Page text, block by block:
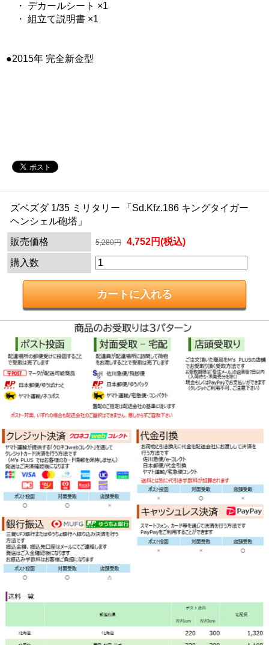
・ デカールシート ×1
・ 組立て説明書 ×1
●2015年 完全新金型
ズベズダ 1/35 ミリタリー 「Sd.Kfz.186 キングタイガー
ヘンシェル砲塔」
販売価格
5,280円 4,752円(税込)
購入数